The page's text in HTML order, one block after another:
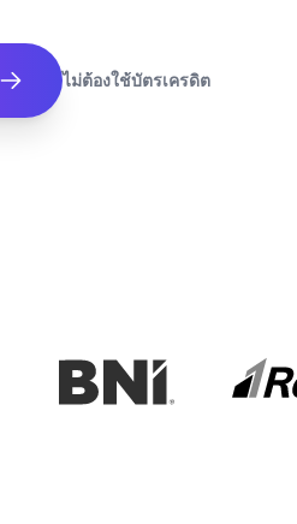
ไม่ต้องใช้บัตรเครดิต